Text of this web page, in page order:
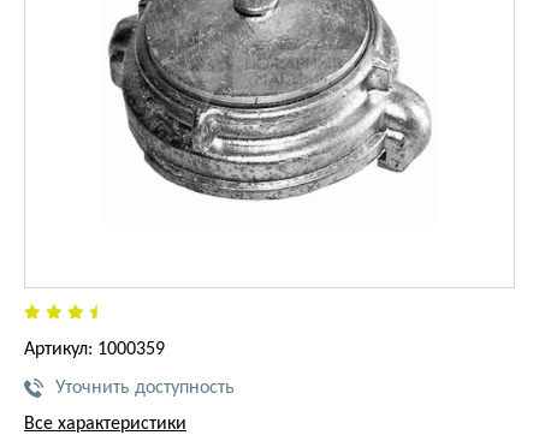
Артикул: 1000359
Уточнить доступность
Все характеристики